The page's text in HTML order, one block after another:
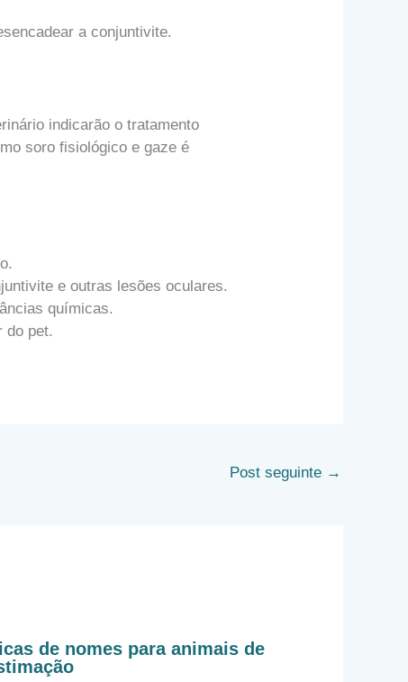
a conjuntivite.
indicarão o tratamento
soro fisiológico e gaze é
e outras lesões oculares.
químicas.
do pet.
Post seguinte →
de nomes para animais de